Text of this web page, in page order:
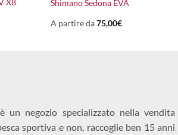
X8
Shimano Sedona EVA
A partire da75,00€
un negozio specializzato nella vendita
sportiva e non, raccoglie ben 15 anni